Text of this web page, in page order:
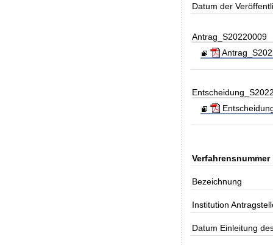
Datum der
Antrag_S20220009
Verfahrensnummer
Bezeichnung
Institution
Datum Einleitung